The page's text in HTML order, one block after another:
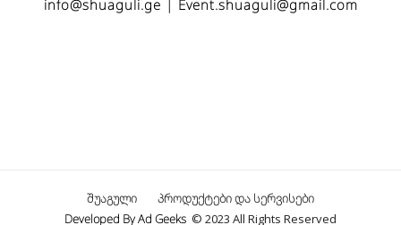
info@shuaguli.ge | Event.shuaguli@gmail.com
შუაგული
პროდუქტები და სერვისები
Developed ByAd Geeks © 2023 All Rights Reserved